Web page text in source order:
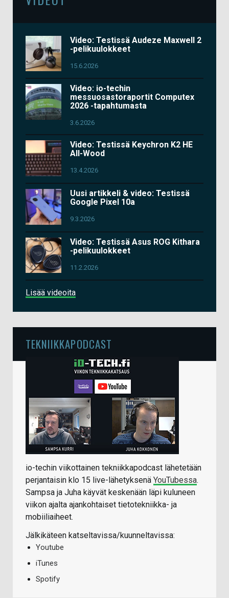
Video: Testissä Audeze Maxwell 2
-pelikuulokkeet
15.6.2026
Video: io-techin
messuosastoraportit Computex
2026 -tapahtumasta
3.6.2026
Video: Testissä Keychron K2 HE
All-Wood
13.4.2026
Uusi artikkeli & video: Testissä
Google Pixel 10a
9.3.2026
Video: Testissä Asus ROG Kithara
-pelikuulokkeet
11.2.2026
Lisää videoita
TEKNIIKKAPODCAST
io-techin viikottainen tekniikkapodcast lähetetään
perjantaisin klo 15 live-lähetyksenä YouTubessa.
Sampsa ja Juha käyvät keskenään läpi kuluneen
viikon ajalta ajankohtaiset tietotekniikka- ja
mobiiliaiheet.
Jälkikäteen katseltavissa/kuunneltavissa:
Youtube
iTunes
Spotify